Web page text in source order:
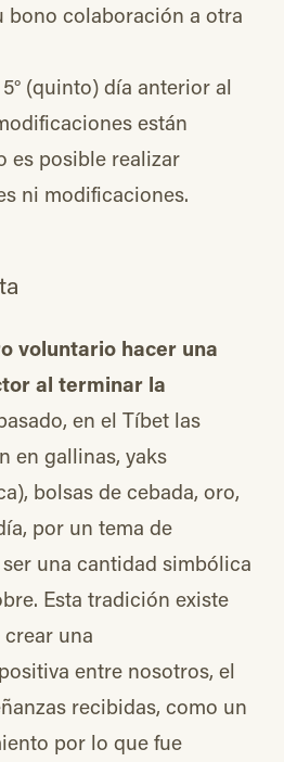
bono colaboración a otra
(quinto) día anterior al
están
es posible realizar
ni modificaciones.
voluntario hacer una
al terminar la
en el Tíbet las
en gallinas, yaks
bolsas de cebada, oro,
por un tema de
una cantidad simbólica
Esta tradición existe
una
entre nosotros, el
recibidas, como un
por lo que fue